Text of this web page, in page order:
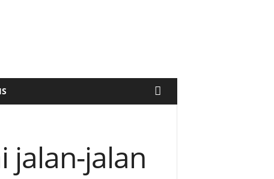
jalan-jalan